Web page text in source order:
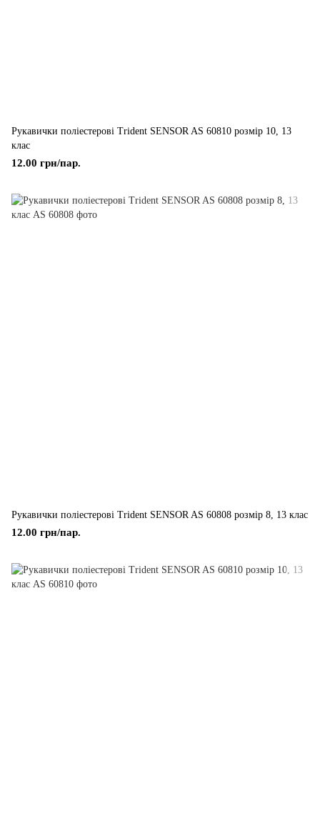
Рукавички поліестерові Trident SENSOR AS 60810 розмір 10, 13
клас
12.00 грн/пар.
Рукавички поліестерові Trident SENSOR AS 60808 розмір 8, 13 клас
12.00 грн/пар.